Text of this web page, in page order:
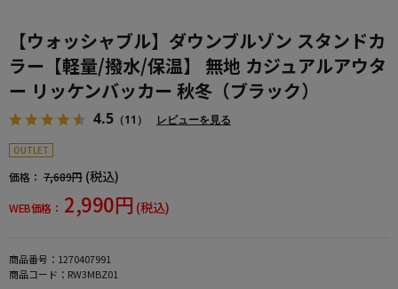
【ウォッシャブル】ダウンブルゾン スタンドカ
ラー【軽量/撥水/保温】 無地 カジュアルアウタ
ー リッケンバッカー 秋冬（ブラック）
4.5 （11） レビューを見る
OUTLET
価格： 7,689円 (税込)
WEB価格： 2,990円 (税込)
商品番号： 1270407991
商品コード： RW3MBZ01